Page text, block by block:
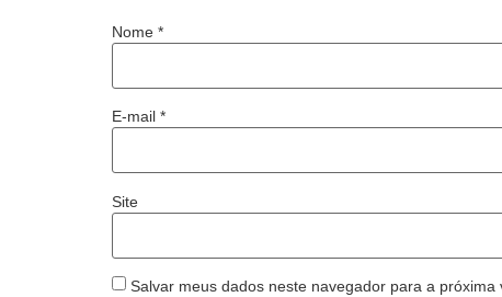
Nome *
E-mail *
Site
Salvar meus dados neste navegador para a próxima